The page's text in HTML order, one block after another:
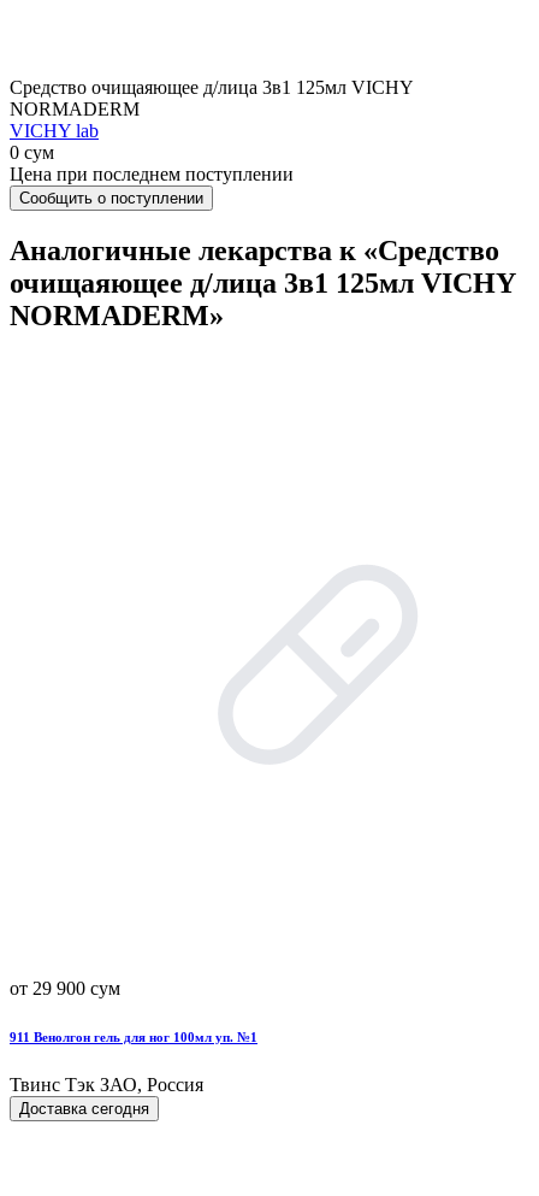
Средство очищаяющее д/лица 3в1 125мл VICHY
NORMADERM
VICHY lab
0 сум
Цена при последнем поступлении
Сообщить о поступлении
Аналогичные лекарства к «Средство
очищаяющее д/лица 3в1 125мл VICHY
NORMADERM»
от 29 900 сум
911 Венолгон гель для ног 100мл уп. №1
Твинс Тэк ЗАО, Россия
Доставка сегодня